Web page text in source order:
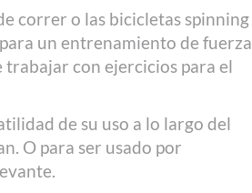
correr o las bicicletas spinning
un entrenamiento de fuerza
con ejercicios para el
de su uso a lo largo del
O para ser usado por